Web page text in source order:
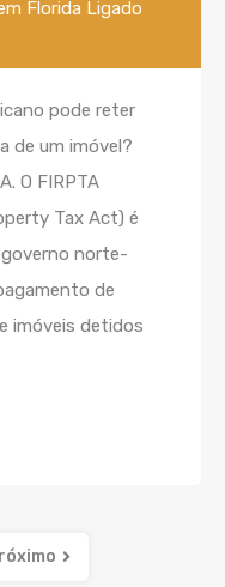
Florida Ligado
pode reter
de um imóvel?
O FIRPTA
Tax Act) é
norte-
de
imóveis detidos